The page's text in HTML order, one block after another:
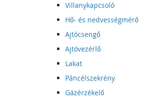
Villanykapcsoló
Hő- és nedvességmérő
Ajtócsengő
Ajtóvezérlő
Lakat
Páncélszekrény
Gázérzékelő